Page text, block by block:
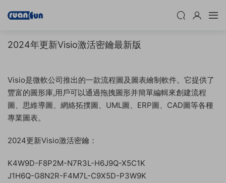
2024年更新Visio激活密鑰最新版
Visio是微軟公司推出的一款流程圖及圖表繪制軟件。它提供了
豐富的圖形庫,用戶可以通過拖拽圖形并簡單編輯來創建流程
圖、思維導圖、網絡拓撲圖、UML圖、ERP圖、CAD圖等各種
專業圖表。
2024更新Visio激活密鑰：
K4W9D-F8P2M-N7R3L-H6J9Q-X5C1K
J1H6Q-G8N2R-F4M7L-C9X5D-P3W9K